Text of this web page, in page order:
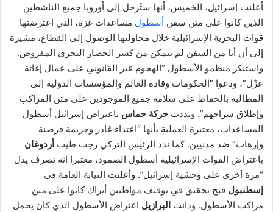
أعلنت إسرائيل، الخميس، أنها ستُرحل إلى أوروبا جميع الناشطين
الذين كانوا على متن سفن أسطول مساعدات غزة، التي اعترضتها
قوات البحرية الإسرائيلية خلال محاولتها الوصول إلى القطاع، مشيرة
إلى أن أيا من السفن لم يتمكن من كسر الحصار البحري المفروض.
واستنكر منظمو الأسطول “الهجوم غير القانوني على عمال إغاثة
عزّل”، ودعوا “الحكومات وقادة العالم والمؤسسات الدولية إلى
المطالبة بالحفاظ على سلامة جميع الموجودين على متن المراكب
وإطلاق سراحهم”. ونددت حركة حماس باعتراض إسرائيل أسطول
المساعدات، معتبرة العملية بأنها “اعتداء غادر وجريمة قرصنة
وإرهاب” ضد مدنيين. كما ندد الرئيس التركي رجب طيب أردوغان
باعتراض القوات الإسرائيلية أسطول الصمود، معتبرا أنه تصرف يدل
“مرة أخرى على وحشية إسرائيل”. وأعلنت النيابة العامة في
إسطنبول فتح تحقيق في توقيف مواطنين أتراك كانوا على متن
مراكب الأسطول. ودانت البرازيل اعتراض الأسطول الذي كان يحمل